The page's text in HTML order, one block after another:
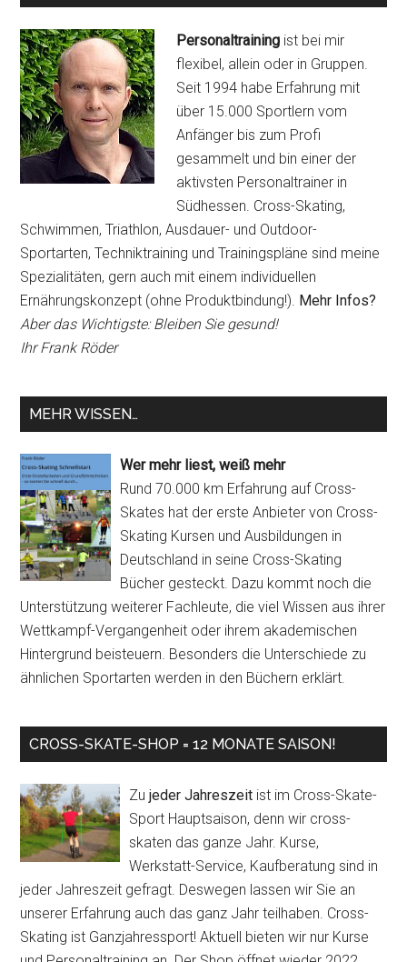
Personaltraining ist bei mir
flexibel, allein oder in Gruppen.
Seit 1994 habe Erfahrung mit
über 15.000 Sportlern vom
Anfänger bis zum Profi
gesammelt und bin einer der
aktivsten Personaltrainer in
Südhessen. Cross-Skating,
Schwimmen, Triathlon, Ausdauer- und Outdoor-
Sportarten, Techniktraining und Trainingspläne sind meine
Spezialitäten, gern auch mit einem individuellen
Ernährungskonzept (ohne Produktbindung!). Mehr Infos?
Aber das Wichtigste: Bleiben Sie gesund!
Ihr Frank Röder
MEHR WISSEN…
Wer mehr liest, weiß mehr
Rund 70.000 km Erfahrung auf Cross-
Skates hat der erste Anbieter von Cross-
Skating Kursen und Ausbildungen in
Deutschland in seine Cross-Skating
Bücher gesteckt. Dazu kommt noch die
Unterstützung weiterer Fachleute, die viel Wissen aus ihrer
Wettkampf-Vergangenheit oder ihrem akademischen
Hintergrund beisteuern. Besonders die Unterschiede zu
ähnlichen Sportarten werden in den Büchern erklärt.
CROSS-SKATE-SHOP = 12 MONATE SAISON!
Zujeder Jahreszeit ist im Cross-Skate-
Sport Hauptsaison, denn wir cross-
skaten das ganze Jahr. Kurse,
Werkstatt-Service, Kaufberatung sind in
jeder Jahreszeit gefragt. Deswegen lassen wir Sie an
unserer Erfahrung auch das ganz Jahr teilhaben. Cross-
Skating ist Ganzjahressport! Aktuell bieten wir nur Kurse